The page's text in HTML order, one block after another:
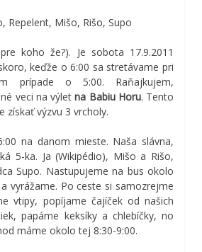
Repelent, Mišo, Rišo, Supo
koho že?). Je sobota 17.9.2011
keďže o 6:00 sa stretávame pri
prípade o 5:00. Raňajkujem,
veci na výletna Babiu Horu. Tento
získať výzvu 3 vrcholy.
na danom mieste. Naša slávna,
5-ka. Ja (Wikipédio), Mišo a Rišo,
Supo. Nastupujeme na bus okolo
vyrážame. Po ceste si samozrejme
vtipy, popíjame čajíček od našich
papáme keksíky a chlebíčky, no
máme okolo tej 8:30-9:00.